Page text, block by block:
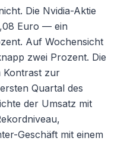
Die Nvidia-Aktie
Euro — ein
Auf Wochensicht
zwei Prozent. Die
Kontrast zur
Quartal des
der Umsatz mit
Geschäft mit einem